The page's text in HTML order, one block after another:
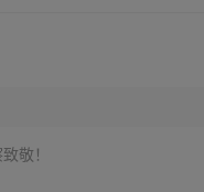
敬！